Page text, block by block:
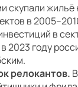
скупали
в
в
2023 году
релокантов.